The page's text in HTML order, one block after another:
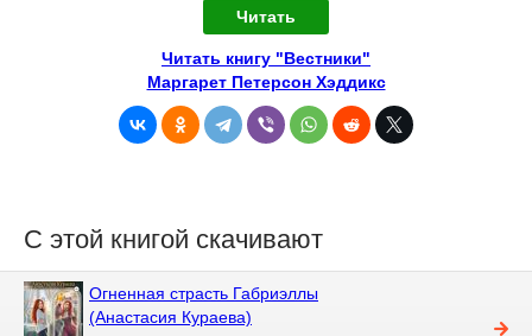
Читать
Читать книгу "Вестники"
Маргарет Петерсон Хэддикс
С этой книгой скачивают
Огненная страсть Габриэллы
(Анастасия Кураева)